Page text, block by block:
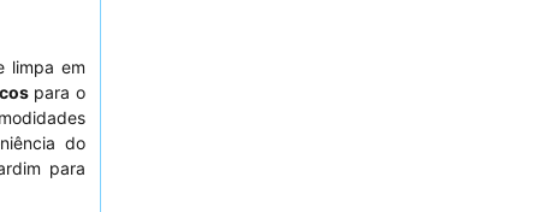
limpa em
para o
do
para